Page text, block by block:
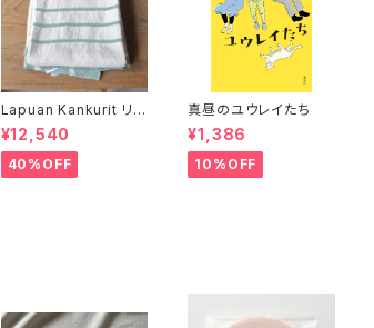
Lapuan Kankurit リネ
ンクロス
¥12,540
40%OFF
真昼のユウレイたち
¥1,386
10%OFF